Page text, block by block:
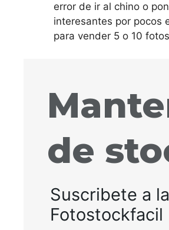
error de ir al chino o
interesantes por pocos
para vender 5 o 10
de
Suscribete a
Fotostockfacil